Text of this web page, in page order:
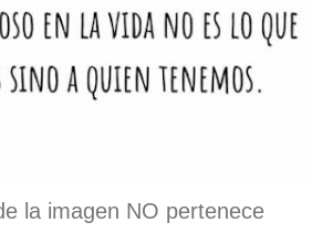
la imagen NO pertenece